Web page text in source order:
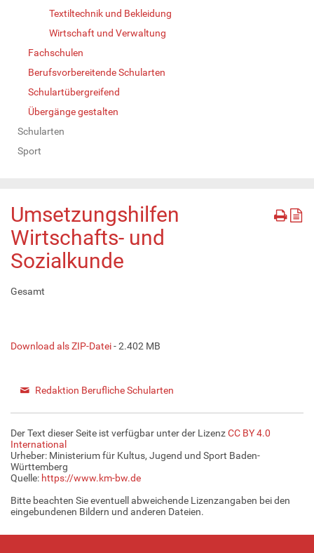
Textiltechnik und Bekleidung
Wirtschaft und Verwaltung
Fachschulen
Berufsvorbereitende Schularten
Schulartübergreifend
Übergänge gestalten
Schularten
Sport
Umsetzungshilfen
Wirtschafts- und
Sozialkunde
Gesamt
Download als ZIP-Datei- 2.402 MB
Redaktion Berufliche Schularten
Der Text dieser Seite ist verfügbar unter der LizenzCC BY 4.0
International
Urheber: Ministerium für Kultus, Jugend und Sport Baden-
Württemberg
Quelle: https://www.km-bw.de
Bitte beachten Sie eventuell abweichende Lizenzangaben bei den
eingebundenen Bildern und anderen Dateien.